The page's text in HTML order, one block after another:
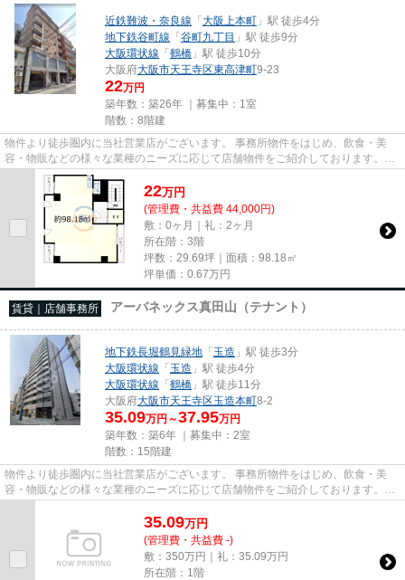
近鉄難波・奈良線 「大阪上本町 」駅 徒歩4分
地下鉄谷町線 「谷町九丁目 」駅 徒歩9分
大阪環状線 「鶴橋 」駅 徒歩10分
大阪府大阪市天王寺区東高津町9-23
22万円
築年数：築26年 ｜募集中： 1室
階数：8階建
物件より徒歩圏内に当社営業店がございます。 事務所物件をはじめ、飲食・美
容・物販などの様々な業種のニーズに応じて店舗物件をご紹介しております。
尚、弊社ではおとり広告は一切...
22万円
(管理費・共益費 44,000円)
敷：0ヶ月｜礼：2ヶ月
所在階：3階
坪数：29.69坪｜面積：98.18㎡
坪単価： 0.67万円
賃貸｜店舗事務所 アーバネックス真田山（テナント）
地下鉄長堀鶴見緑地 「玉造 」駅 徒歩3分
大阪環状線 「玉造 」駅 徒歩4分
大阪環状線 「鶴橋 」駅 徒歩11分
大阪府大阪市天王寺区玉造本町8-2
35.09万円～37.95万円
築年数：築6年 ｜募集中： 2室
階数：15階建
物件より徒歩圏内に当社営業店がございます。 事務所物件をはじめ、飲食・美
容・物販などの様々な業種のニーズに応じて店舗物件をご紹介しております。
尚、弊社ではおとり広告は一切...
35.09万円
(管理費・共益費 -)
敷：350万円｜礼：35.09万円
所在階：1階